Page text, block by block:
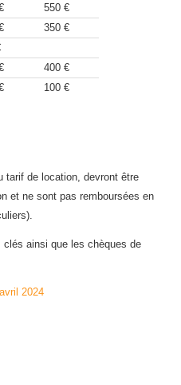
550 €
350 €
400 €
100 €
tarif de location, devront être
et ne sont pas remboursées en
ainsi que les chèques de
2024